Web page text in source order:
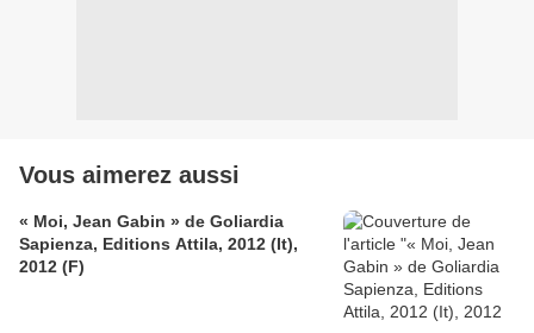
Vous aimerez aussi
« Moi, Jean Gabin » de Goliardia
Sapienza, Editions Attila, 2012 (It),
2012 (F)